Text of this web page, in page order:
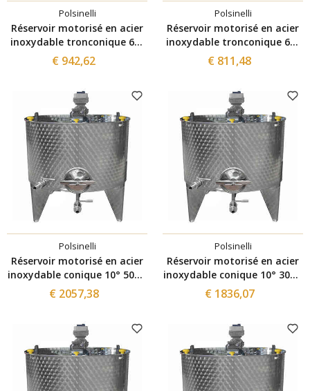
Polsinelli
Réservoir motorisé en acier
inoxydable tronconique 60°
150 L avec variateur
€ 942,62
Polsinelli
Réservoir motorisé en acier
inoxydable tronconique 60°
50 L avec variateur
€ 811,48
Polsinelli
Réservoir motorisé en acier
inoxydable conique 10° 500 L
avec variateur et trappe de
vidange Ø300
€ 2057,38
Polsinelli
Réservoir motorisé en acier
inoxydable conique 10° 300 L
avec variateur et trappe de
vidange Ø300
€ 1836,07